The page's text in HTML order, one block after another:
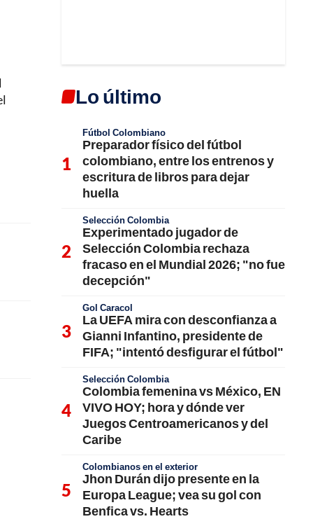
Lo último
Fútbol Colombiano
Preparador físico del fútbol
colombiano, entre los entrenos y
escritura de libros para dejar
huella
Selección Colombia
Experimentado jugador de
Selección Colombia rechaza
fracaso en el Mundial 2026; "no fue
decepción"
Gol Caracol
La UEFA mira con desconfianza a
Gianni Infantino, presidente de
FIFA; "intentó desfigurar el fútbol"
Selección Colombia
Colombia femenina vs México, EN
VIVO HOY; hora y dónde ver
Juegos Centroamericanos y del
Caribe
Colombianos en el exterior
Jhon Durán dijo presente en la
Europa League; vea su gol con
Benfica vs. Hearts